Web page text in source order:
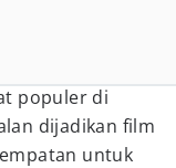
populer di
dijadikan film
untuk